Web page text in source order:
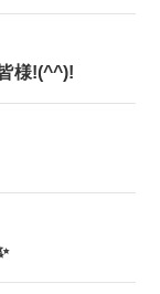
様!(^^)!